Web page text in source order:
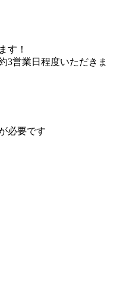
す！
3営業日程度いただきま
必要です